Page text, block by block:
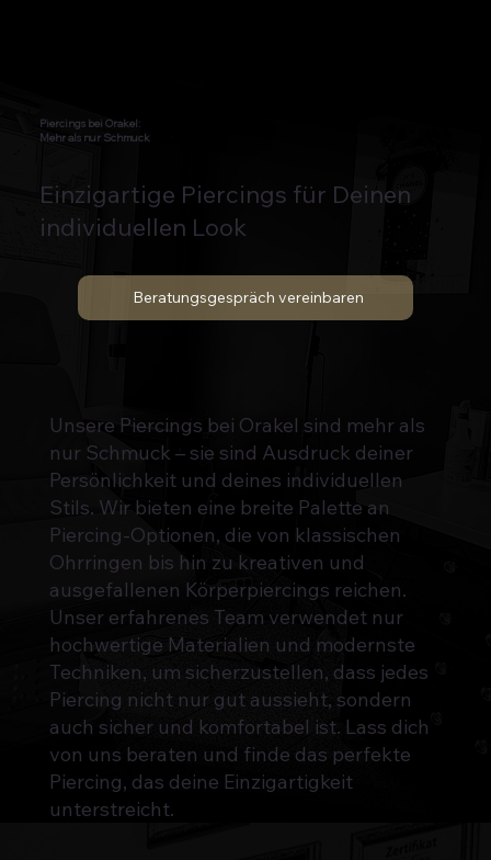
Unsere Piercings bei Orakel sind mehr als
nur Schmuck – sie sind Ausdruck deiner
Persönlichkeit und deines individuellen
Stils. Wir bieten eine breite Palette an
Piercing-Optionen, die von klassischen
Ohrringen bis hin zu kreativen und
ausgefallenen Körperpiercings reichen.
Unser erfahrenes Team verwendet nur
hochwertige Materialien und modernste
Techniken, um sicherzustellen, dass jedes
Piercing nicht nur gut aussieht, sondern
auch sicher und komfortabel ist. Lass dich
von uns beraten und finde das perfekte
Piercing, das deine Einzigartigkeit
unterstreicht.
Piercings bei Orakel:
Mehr als nur Schmuck
Einzigartige Piercings für Deinen
individuellen Look
Beratungsgespräch vereinbaren